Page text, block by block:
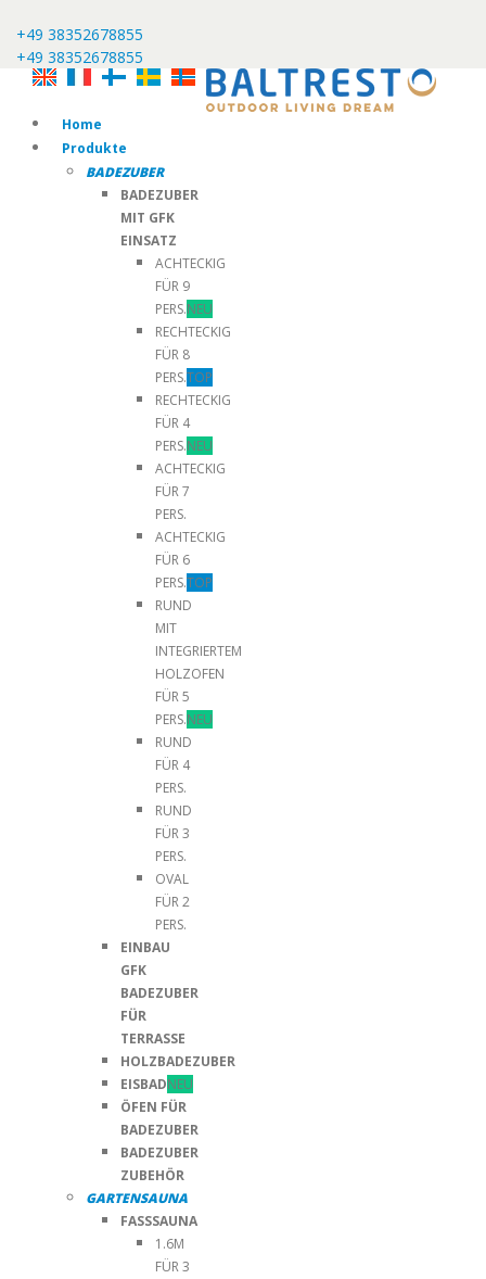
+49 38352678855
+49 38352678855
Home
Produkte
BADEZUBER
BADEZUBER
MIT GFK
EINSATZ
ACHTECKIG
FÜR 9
PERS.NEU
RECHTECKIG
FÜR 8
PERS.TOP
RECHTECKIG
FÜR 4
PERS.NEU
ACHTECKIG
FÜR 7
PERS.
ACHTECKIG
FÜR 6
PERS.TOP
RUND
MIT
INTEGRIERTEM
HOLZOFEN
FÜR 5
PERS.NEU
RUND
FÜR 4
PERS.
RUND
FÜR 3
PERS.
OVAL
FÜR 2
PERS.
EINBAU
GFK
BADEZUBER
FÜR
TERRASSE
HOLZBADEZUBER
EISBADNEU
ÖFEN FÜR
BADEZUBER
BADEZUBER
ZUBEHÖR
GARTENSAUNA
FASSSAUNA
1.6M
FÜR 3